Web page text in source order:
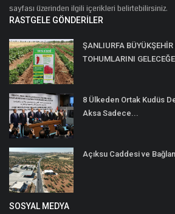
sayfası üzerinden ilgili içerikleri belirtebilirsiniz.
RASTGELE GÖNDERILER
ŞANLIURFA
TOHUMLARINI
8 Ülkeden Ortak Kudüs
Aksa Sadece...
Açıksu Caddesi ve
SOSYAL MEDYA